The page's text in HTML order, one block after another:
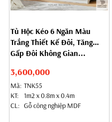
Tủ Hộc Kéo 6 Ngăn Màu
Trắng Thiết Kế Đôi, Tăng
Gấp Đôi Không Gian...
3,600,000
Mã: TNK55
KT:
1m2 x 0.8m x 0.4m
CL: Gỗ công nghiệp MDF